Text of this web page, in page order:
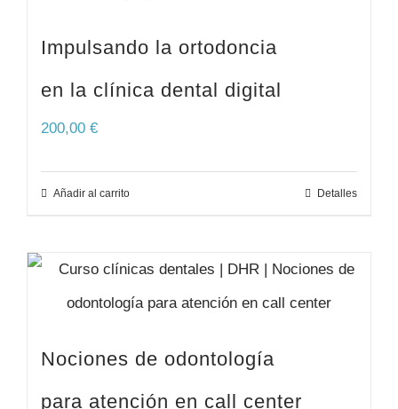
Impulsando la ortodoncia
en la clínica dental digital
200,00 €
Añadir al carrito Detalles
Nociones de odontología
para atención en call center